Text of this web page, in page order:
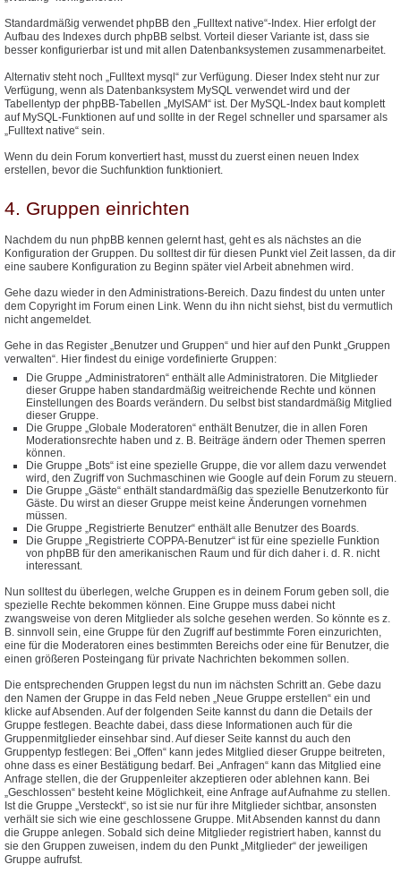
Standardmäßig verwendet phpBB den „Fulltext native“-Index. Hier erfolgt der
Aufbau des Indexes durch phpBB selbst. Vorteil dieser Variante ist, dass sie
besser konfigurierbar ist und mit allen Datenbanksystemen zusammenarbeitet.
Alternativ steht noch „Fulltext mysql“ zur Verfügung. Dieser Index steht nur zur
Verfügung, wenn als Datenbanksystem MySQL verwendet wird und der
Tabellentyp der phpBB-Tabellen „MyISAM“ ist. Der MySQL-Index baut komplett
auf MySQL-Funktionen auf und sollte in der Regel schneller und sparsamer als
„Fulltext native“ sein.
Wenn du dein Forum konvertiert hast, musst du zuerst einen neuen Index
erstellen, bevor die Suchfunktion funktioniert.
4. Gruppen einrichten
Nachdem du nun phpBB kennen gelernt hast, geht es als nächstes an die
Konfiguration der Gruppen. Du solltest dir für diesen Punkt viel Zeit lassen, da dir
eine saubere Konfiguration zu Beginn später viel Arbeit abnehmen wird.
Gehe dazu wieder in den Administrations-Bereich. Dazu findest du unten unter
dem Copyright im Forum einen Link. Wenn du ihn nicht siehst, bist du vermutlich
nicht angemeldet.
Gehe in das Register „Benutzer und Gruppen“ und hier auf den Punkt „Gruppen
verwalten“. Hier findest du einige vordefinierte Gruppen:
Die Gruppe „Administratoren“ enthält alle Administratoren. Die Mitglieder
dieser Gruppe haben standardmäßig weitreichende Rechte und können
Einstellungen des Boards verändern. Du selbst bist standardmäßig Mitglied
dieser Gruppe.
Die Gruppe „Globale Moderatoren“ enthält Benutzer, die in allen Foren
Moderationsrechte haben und z. B. Beiträge ändern oder Themen sperren
können.
Die Gruppe „Bots“ ist eine spezielle Gruppe, die vor allem dazu verwendet
wird, den Zugriff von Suchmaschinen wie Google auf dein Forum zu steuern.
Die Gruppe „Gäste“ enthält standardmäßig das spezielle Benutzerkonto für
Gäste. Du wirst an dieser Gruppe meist keine Änderungen vornehmen
müssen.
Die Gruppe „Registrierte Benutzer“ enthält alle Benutzer des Boards.
Die Gruppe „Registrierte COPPA-Benutzer“ ist für eine spezielle Funktion
von phpBB für den amerikanischen Raum und für dich daher i. d. R. nicht
interessant.
Nun solltest du überlegen, welche Gruppen es in deinem Forum geben soll, die
spezielle Rechte bekommen können. Eine Gruppe muss dabei nicht
zwangsweise von deren Mitglieder als solche gesehen werden. So könnte es z.
B. sinnvoll sein, eine Gruppe für den Zugriff auf bestimmte Foren einzurichten,
eine für die Moderatoren eines bestimmten Bereichs oder eine für Benutzer, die
einen größeren Posteingang für private Nachrichten bekommen sollen.
Die entsprechenden Gruppen legst du nun im nächsten Schritt an. Gebe dazu
den Namen der Gruppe in das Feld neben „Neue Gruppe erstellen“ ein und
klicke auf Absenden. Auf der folgenden Seite kannst du dann die Details der
Gruppe festlegen. Beachte dabei, dass diese Informationen auch für die
Gruppenmitglieder einsehbar sind. Auf dieser Seite kannst du auch den
Gruppentyp festlegen: Bei „Offen“ kann jedes Mitglied dieser Gruppe beitreten,
ohne dass es einer Bestätigung bedarf. Bei „Anfragen“ kann das Mitglied eine
Anfrage stellen, die der Gruppenleiter akzeptieren oder ablehnen kann. Bei
„Geschlossen“ besteht keine Möglichkeit, eine Anfrage auf Aufnahme zu stellen.
Ist die Gruppe „Versteckt“, so ist sie nur für ihre Mitglieder sichtbar, ansonsten
verhält sie sich wie eine geschlossene Gruppe. Mit Absenden kannst du dann
die Gruppe anlegen. Sobald sich deine Mitglieder registriert haben, kannst du
sie den Gruppen zuweisen, indem du den Punkt „Mitglieder“ der jeweiligen
Gruppe aufrufst.